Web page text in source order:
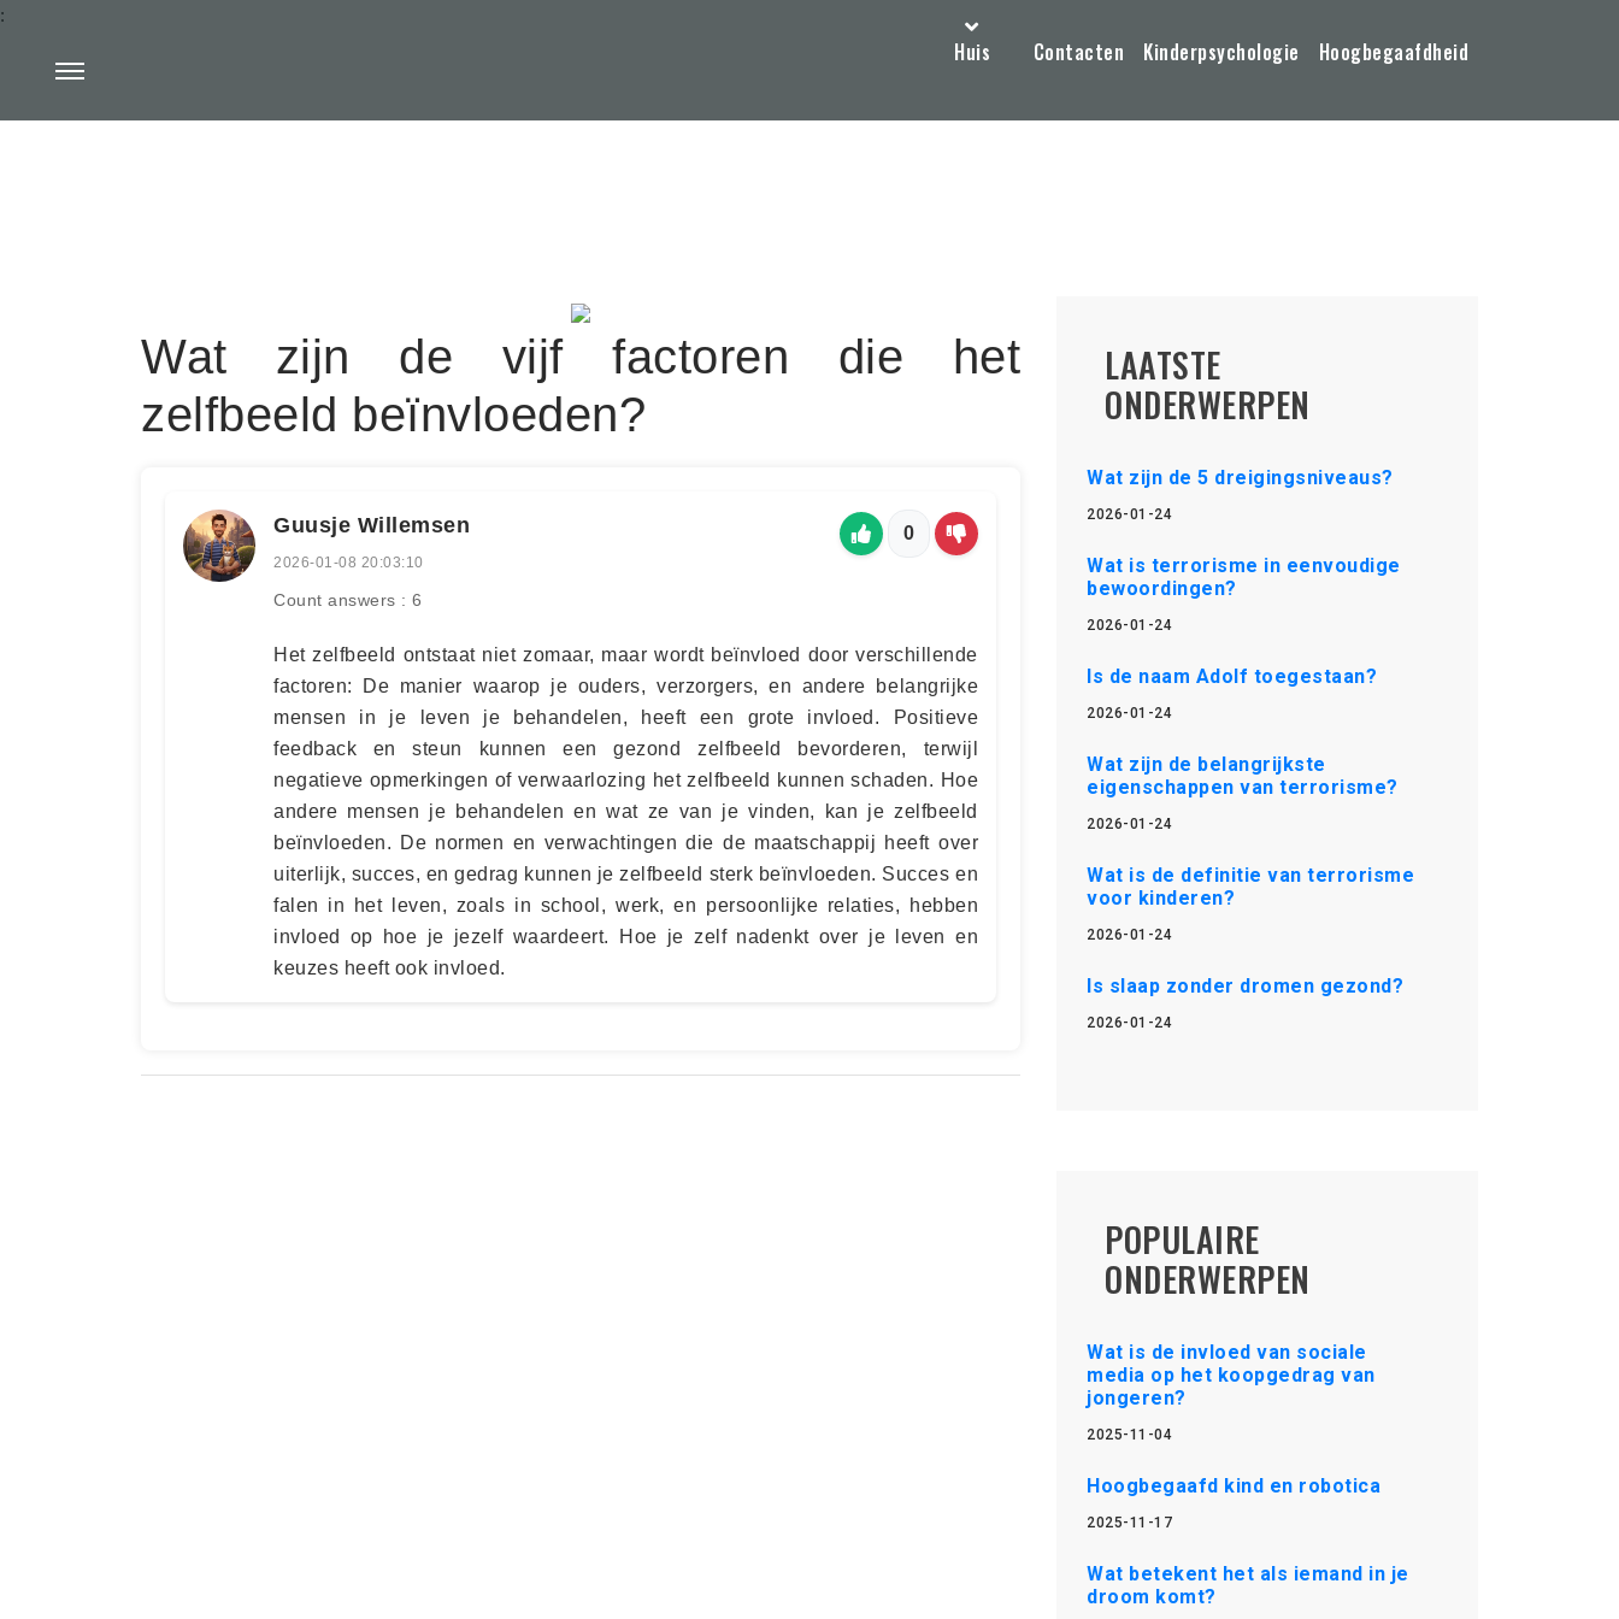
Huis Contacten Kinderpsychologie Hoogbegaafdheid
:
Wat zijn de vijf factoren die het
zelfbeeld beïnvloeden?
Guusje Willemsen
2026-01-08 20:03:10
Count answers : 6
0
Het zelfbeeld ontstaat niet zomaar, maar wordt beïnvloed door verschillende
factoren: De manier waarop je ouders, verzorgers, en andere belangrijke
mensen in je leven je behandelen, heeft een grote invloed. Positieve
feedback en steun kunnen een gezond zelfbeeld bevorderen, terwijl
negatieve opmerkingen of verwaarlozing het zelfbeeld kunnen schaden. Hoe
andere mensen je behandelen en wat ze van je vinden, kan je zelfbeeld
beïnvloeden. De normen en verwachtingen die de maatschappij heeft over
uiterlijk, succes, en gedrag kunnen je zelfbeeld sterk beïnvloeden. Succes en
falen in het leven, zoals in school, werk, en persoonlijke relaties, hebben
invloed op hoe je jezelf waardeert. Hoe je zelf nadenkt over je leven en
keuzes heeft ook invloed.
LAATSTE
ONDERWERPEN
Wat zijn de 5 dreigingsniveaus?
2026-01-24
Wat is terrorisme in eenvoudige
bewoordingen?
2026-01-24
Is de naam Adolf toegestaan?
2026-01-24
Wat zijn de belangrijkste
eigenschappen van terrorisme?
2026-01-24
Wat is de definitie van terrorisme
voor kinderen?
2026-01-24
Is slaap zonder dromen gezond?
2026-01-24
POPULAIRE
ONDERWERPEN
Wat is de invloed van sociale
media op het koopgedrag van
jongeren?
2025-11-04
Hoogbegaafd kind en robotica
2025-11-17
Wat betekent het als iemand in je
droom komt?